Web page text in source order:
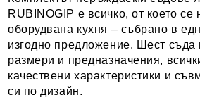
RUBINOGIP е всичко, от което
оборудвана кухня – събрано в
изгодно предложение. Шест съда
размери и предназначения,
качествени характеристики и
си по дизайн.